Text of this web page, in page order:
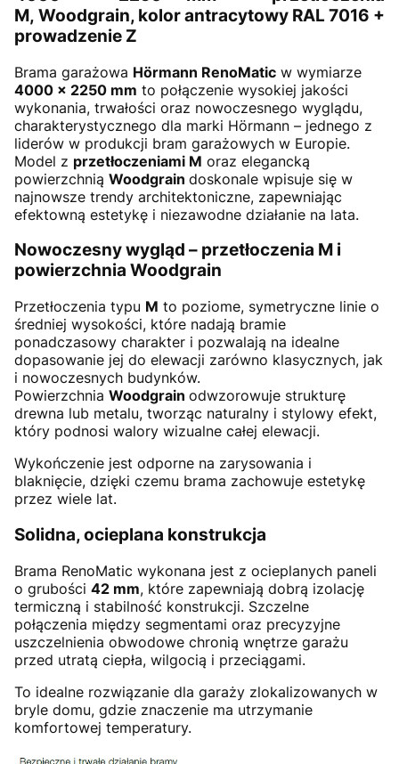
M, Woodgrain, kolor antracytowy RAL 7016 +
prowadzenie Z
Brama garażowa Hörmann RenoMatic w wymiarze
4000 × 2250 mm to połączenie wysokiej jakości
wykonania, trwałości oraz nowoczesnego wyglądu,
charakterystycznego dla marki Hörmann – jednego z
liderów w produkcji bram garażowych w Europie.
Model z przetłoczeniami M oraz elegancką
powierzchnią Woodgrain doskonale wpisuje się w
najnowsze trendy architektoniczne, zapewniając
efektowną estetykę i niezawodne działanie na lata.
Nowoczesny wygląd – przetłoczenia M i
powierzchnia Woodgrain
Przetłoczenia typu M to poziome, symetryczne linie o
średniej wysokości, które nadają bramie
ponadczasowy charakter i pozwalają na idealne
dopasowanie jej do elewacji zarówno klasycznych, jak
i nowoczesnych budynków.
Powierzchnia Woodgrain odwzorowuje strukturę
drewna lub metalu, tworząc naturalny i stylowy efekt,
który podnosi walory wizualne całej elewacji.
Wykończenie jest odporne na zarysowania i
blaknięcie, dzięki czemu brama zachowuje estetykę
przez wiele lat.
Solidna, ocieplana konstrukcja
Brama RenoMatic wykonana jest z ocieplanych paneli
o grubości 42 mm, które zapewniają dobrą izolację
termiczną i stabilność konstrukcji. Szczelne
połączenia między segmentami oraz precyzyjne
uszczelnienia obwodowe chronią wnętrze garażu
przed utratą ciepła, wilgocią i przeciągami.
To idealne rozwiązanie dla garaży zlokalizowanych w
bryle domu, gdzie znaczenie ma utrzymanie
komfortowej temperatury.